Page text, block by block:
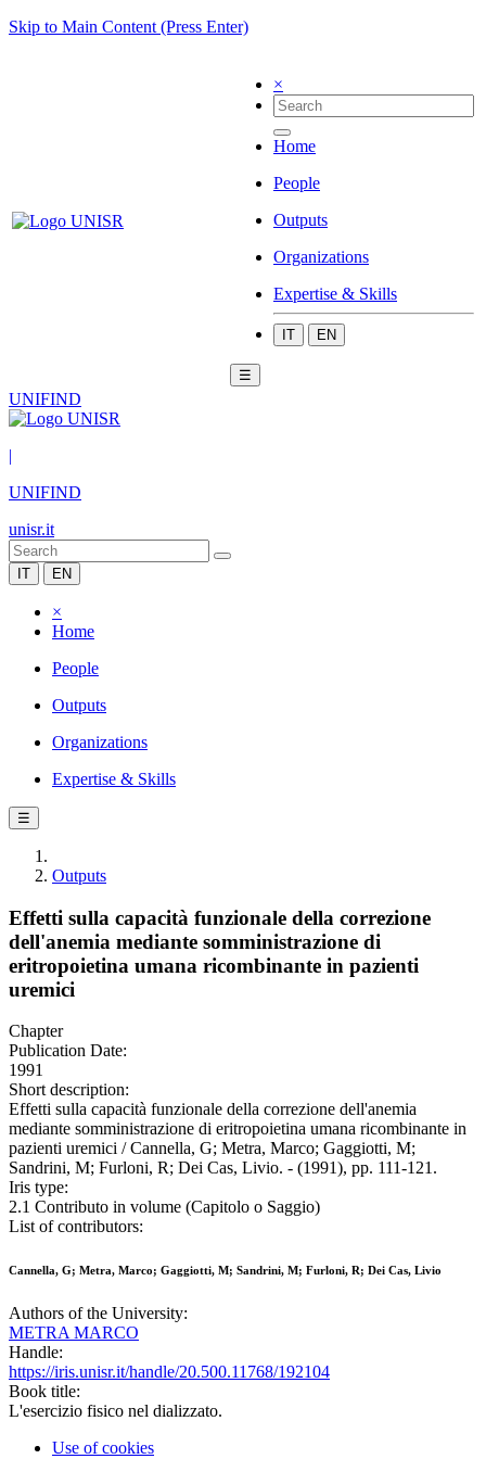
Skip to Main Content (Press Enter)
×
Home
People
Outputs
Organizations
Expertise & Skills
IT EN
☰
UNIFIND
|
UNIFIND
unisr.it
IT EN
×
Home
People
Outputs
Organizations
Expertise & Skills
☰
Outputs
Effetti sulla capacità funzionale della correzione
dell'anemia mediante somministrazione di
eritropoietina umana ricombinante in pazienti
uremici
Chapter
Publication Date:
1991
Short description:
Effetti sulla capacità funzionale della correzione dell'anemia
mediante somministrazione di eritropoietina umana ricombinante in
pazienti uremici / Cannella, G; Metra, Marco; Gaggiotti, M;
Sandrini, M; Furloni, R; Dei Cas, Livio. - (1991), pp. 111-121.
Iris type:
2.1 Contributo in volume (Capitolo o Saggio)
List of contributors:
Cannella, G; Metra, Marco; Gaggiotti, M; Sandrini, M; Furloni, R; Dei Cas, Livio
Authors of the University:
METRA MARCO
Handle:
https://iris.unisr.it/handle/20.500.11768/192104
Book title:
L'esercizio fisico nel dializzato.
Use of cookies